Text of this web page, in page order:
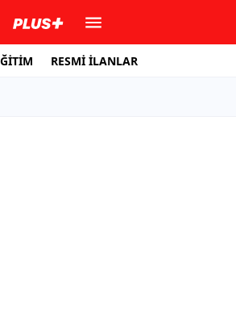
RESMİ İLANLAR